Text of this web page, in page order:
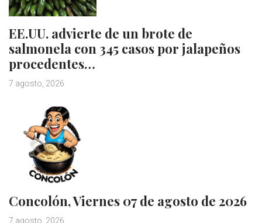
EE.UU. advierte de un brote de
salmonela con 345 casos por jalapeños
procedentes…
7 agosto, 2026
Concolón, Viernes 07 de agosto de 2026
7 agosto, 2026